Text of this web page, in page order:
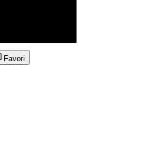
Favori